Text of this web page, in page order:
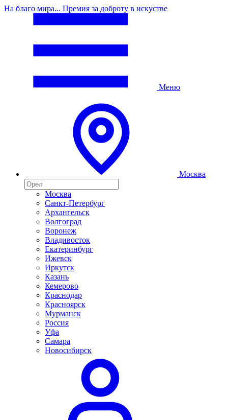
На благо мира... Премия за доброту в искустве
Меню
Москва
Москва
Санкт-Петербург
Архангельск
Волгоград
Воронеж
Владивосток
Екатеринбург
Ижевск
Иркутск
Казань
Кемерово
Краснодар
Красноярск
Мурманск
Россия
Уфа
Самара
Новосибирск